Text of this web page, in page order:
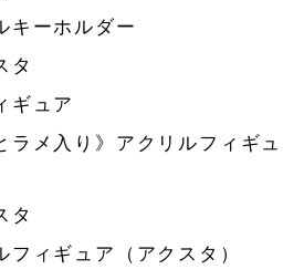
キーホルダー
タ
ギュア
ラメ入り》アクリルフィギュ
タ
フィギュア（アクスタ）